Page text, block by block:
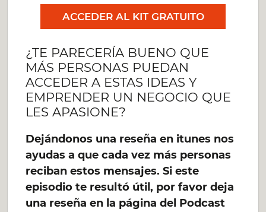
ACCEDER AL KIT GRATUITO
¿TE PARECERÍA BUENO QUE
MÁS PERSONAS PUEDAN
ACCEDER A ESTAS IDEAS Y
EMPRENDER UN NEGOCIO QUE
LES APASIONE?
Dejándonos una reseña en itunes nos
ayudas a que cada vez más personas
reciban estos mensajes. Si este
episodio te resultó útil, por favor deja
una reseña en la página del Podcast